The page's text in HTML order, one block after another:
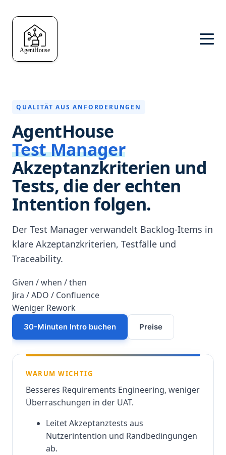
QUALITÄT AUS ANFORDERUNGEN
AgentHouse
Test Manager
Akzeptanzkriterien und
Tests, die der echten
Intention folgen.
Der Test Manager verwandelt Backlog-Items in
klare Akzeptanzkriterien, Testfälle und
Traceability.
Given / when / then
Jira / ADO / Confluence
Weniger Rework
30-Minuten Intro buchen Preise
WARUM WICHTIG
Besseres Requirements Engineering, weniger
Überraschungen in der UAT.
Leitet Akzeptanztests aus
Nutzerintention und Randbedingungen
ab.